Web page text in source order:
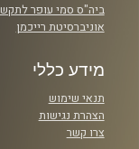
ביה"ס סמי עופר
אוניברסיטת רייכמן
מידע כללי
תנאי שימוש
הצהרת נגישות
צרו קשר